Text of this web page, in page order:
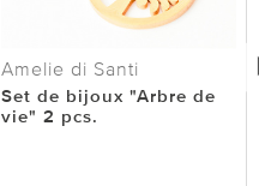
Amelie di Santi
Set de bijoux "Arbre de
vie" 2 pcs.